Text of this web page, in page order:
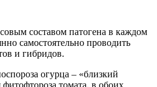
составом патогена в каждом
самостоятельно проводить
и гибридов.
огурца – «близкий